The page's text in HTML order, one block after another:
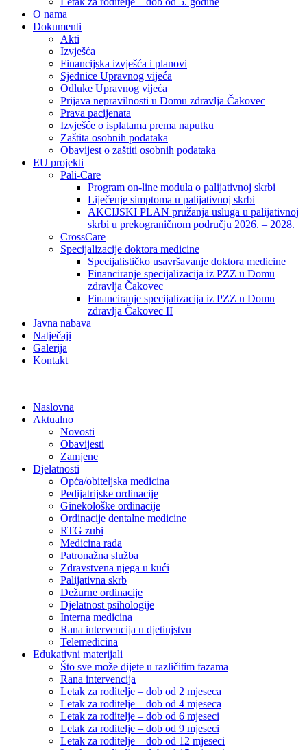
O nama
Dokumenti
Akti
Izvješća
Financijska izvješća i planovi
Sjednice Upravnog vijeća
Odluke Upravnog vijeća
Prijava nepravilnosti u Domu zdravlja Čakovec
Prava pacijenata
Izvješće o isplatama prema naputku
Zaštita osobnih podataka
Obavijest o zaštiti osobnih podataka
EU projekti
Pali-Care
Program on-line modula o palijativnoj skrbi
Liječenje simptoma u palijativnoj skrbi
AKCIJSKI PLAN pružanja usluga u palijativnoj
skrbi u prekograničnom području 2026. – 2028.
CrossCare
Specijalizacije doktora medicine
Specijalističko usavršavanje doktora medicine
Financiranje specijalizacija iz PZZ u Domu
zdravlja Čakovec
Financiranje specijalizacija iz PZZ u Domu
zdravlja Čakovec II
Javna nabava
Natječaji
Galerija
Kontakt
Naslovna
Aktualno
Novosti
Obavijesti
Zamjene
Djelatnosti
Opća/obiteljska medicina
Pedijatrijske ordinacije
Ginekološke ordinacije
Ordinacije dentalne medicine
RTG zubi
Medicina rada
Patronažna služba
Zdravstvena njega u kući
Palijativna skrb
Dežurne ordinacije
Djelatnost psihologije
Interna medicina
Rana intervencija u djetinjstvu
Telemedicina
Edukativni materijali
Što sve može dijete u različitim fazama
Rana intervencija
Letak za roditelje – dob od 2 mjeseca
Letak za roditelje – dob od 4 mjeseca
Letak za roditelje – dob od 6 mjeseci
Letak za roditelje – dob od 9 mjeseci
Letak za roditelje – dob od 12 mjeseci